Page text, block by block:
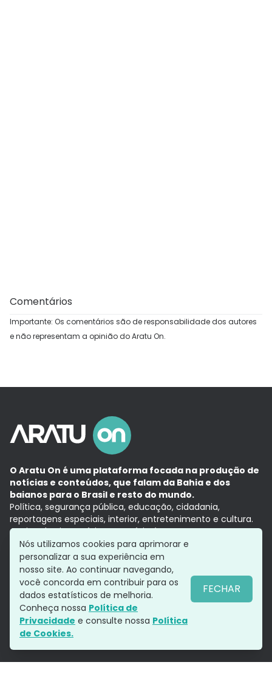
Comentários
Importante: Os comentários são de responsabilidade dos autores
e não representam a opinião do Aratu On.
O Aratu On é uma plataforma focada na produção de
notícias e conteúdos, que falam da Bahia e dos
baianos para o Brasil e resto do mundo.
Política, segurança pública, educação, cidadania,
reportagens especiais, interior, entretenimento e cultura.
Aqui, tudo vira notícia e a notícia é no tempo presente,
com a credibilidade do Grupo Aratu.
Grupo Aratu
Política de privacidade
Siga-nos
Nós utilizamos cookies para aprimorar e
personalizar a sua experiência em
nosso site. Ao continuar navegando,
você concorda em contribuir para os
dados estatísticos de melhoria.
Conheça nossa Política de
Privacidade e consulte nossa Política
de Cookies.
FECHAR